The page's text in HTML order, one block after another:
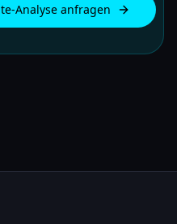
Analyse anfragen